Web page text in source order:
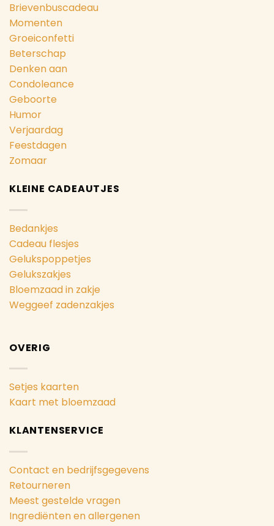
Brievenbuscadeau
Momenten
Groeiconfetti
Beterschap
Denken aan
Condoleance
Geboorte
Humor
Verjaardag
Feestdagen
Zomaar
KLEINE CADEAUTJES
Bedankjes
Cadeau flesjes
Gelukspoppetjes
Gelukszakjes
Bloemzaad in zakje
Weggeef zadenzakjes
OVERIG
Setjes kaarten
Kaart met bloemzaad
KLANTENSERVICE
Contact en bedrijfsgegevens
Retourneren
Meest gestelde vragen
Ingrediënten en allergenen